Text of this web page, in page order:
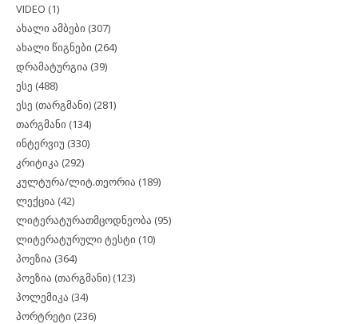
VIDEO (1)
ახალი ამბები (307)
ახალი წიგნები (264)
დრამატურგია (39)
ესე (488)
ესე (თარგმანი) (281)
თარგმანი (134)
ინტერვიუ (330)
კრიტიკა (292)
კულტურა/ლიტ.თეორია (189)
ლექცია (42)
ლიტერატურათმცოდნეობა (95)
ლიტერატურული ტესტი (10)
პოეზია (364)
პოეზია (თარგმანი) (123)
პოლემიკა (34)
პორტრეტი (236)